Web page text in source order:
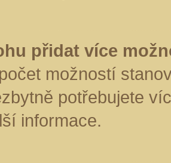
přidat více
možností
potřebujete
informace.